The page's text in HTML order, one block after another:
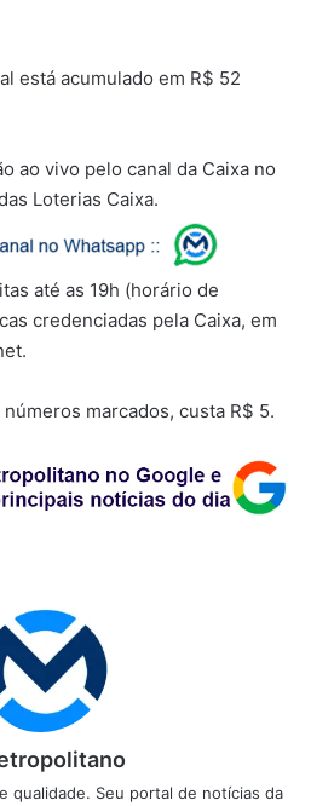
está acumulado em R$ 52
ao vivo pelo canal da Caixa no
Loterias Caixa.
até as 19h (horário de
credenciadas pela Caixa, em
marcados, custa R$ 5.
qualidade. Seu portal de notícias da